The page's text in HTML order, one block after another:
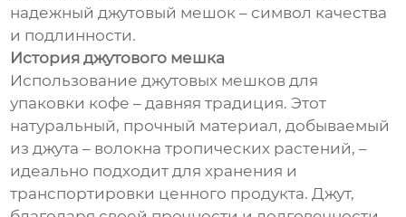
надежный джутовый мешок – символ качества
и подлинности.
История джутового мешка
Использование джутовых мешков для
упаковки кофе – давняя традиция. Этот
натуральный, прочный материал, добываемый
из джута – волокна тропических растений, –
идеально подходит для хранения и
транспортировки ценного продукта. Джут,